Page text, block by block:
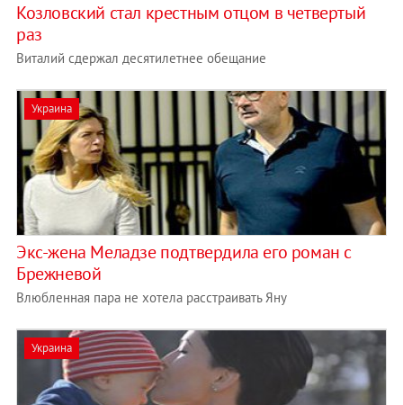
Козловский стал крестным отцом в четвертый
раз
Виталий сдержал десятилетнее обещание
Украина
Экс-жена Меладзе подтвердила его роман с
Брежневой
Влюбленная пара не хотела расстраивать Яну
Украина